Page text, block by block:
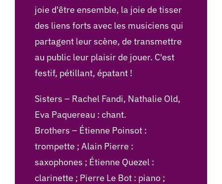
joie d'être ensemble, la joie de tisser
des liens forts avec les musiciens qui
partagent leur scène, de transmettre
au public leur plaisir de jouer. C'est
festif, pétillant, épatant !
Sisters – Rachel Fandi, Nathalie Old,
Eva Paquereau : chant.
Brothers – Étienne Poinsot :
trompette ; Alain Pierre :
saxophones ; Étienne Quezel :
clarinette ; Pierre Le Bot : piano ;